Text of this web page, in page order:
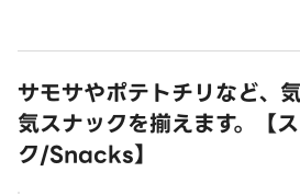
サモサやポテトチリなど、
気スナックを揃えます。【
ク/Snacks】